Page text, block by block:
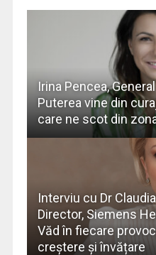
Irina Pencea,
Puterea vine din
care ne scot din
Interviu cu Dr
Director, Siemens
Văd în fiecare
creștere și învățare